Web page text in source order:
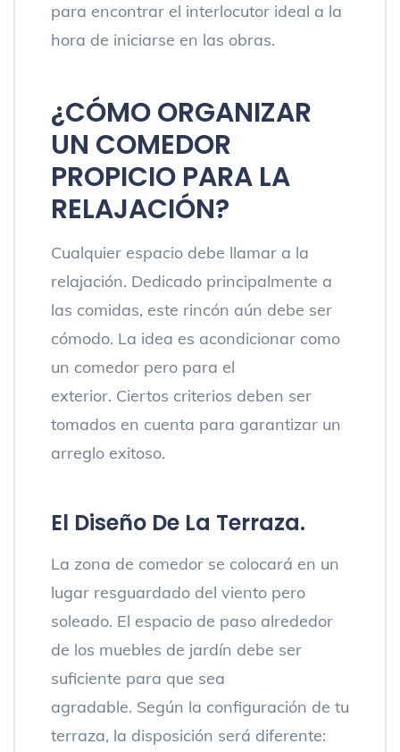
para encontrar el interlocutor ideal a la
hora de iniciarse en las obras.
¿CÓMO ORGANIZAR
UN COMEDOR
PROPICIO PARA LA
RELAJACIÓN?
Cualquier espacio debe llamar a la
relajación. Dedicado principalmente a
las comidas, este rincón aún debe ser
cómodo. La idea es acondicionar como
un comedor pero para el
exterior. Ciertos criterios deben ser
tomados en cuenta para garantizar un
arreglo exitoso.
El Diseño De La Terraza.
La zona de comedor se colocará en un
lugar resguardado del viento pero
soleado. El espacio de paso alrededor
de los muebles de jardín debe ser
suficiente para que sea
agradable. Según la configuración de tu
terraza, la disposición será diferente: